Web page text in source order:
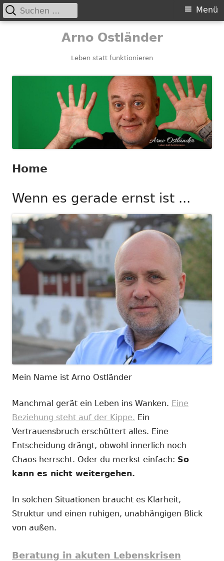
Arno Ostländer
Leben statt funktionieren
Primäres
Menü
Suchen
nach:
Home
Wenn es gerade ernst ist ...
Mein Name ist Arno Ostländer
Manchmal gerät ein Leben ins Wanken. Eine
Beziehung steht auf der Kippe. Ein
Vertrauensbruch erschüttert alles. Eine
Entscheidung drängt, obwohl innerlich noch
Chaos herrscht. Oder du merkst einfach: So
kann es nicht weitergehen.
In solchen Situationen braucht es Klarheit,
Struktur und einen ruhigen, unabhängigen Blick
von außen.
Beratung in akuten Lebenskrisen